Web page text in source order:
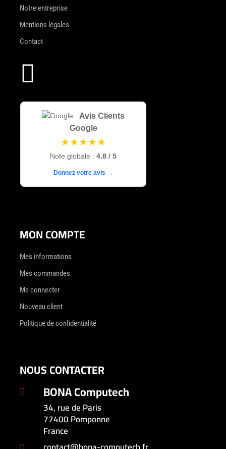
Notre entreprise
Mentions légales
Contact

Avis Clients
Google
★★★★★
Note globale : 4.8 / 5
Donnez votre avis →
MON COMPTE
Mes informations
Mes commandes
Me connecter
Nouveau client
Politique de confidentialité
NOUS CONTACTER
 BONA Computech
34, rue de Paris
77400 Pomponne
France